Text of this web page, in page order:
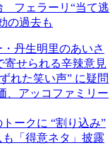
フェラーリ“当て逃
の過去も
丹生明里のあいさ
寄せられる辛辣意見
れた笑い声” に疑問
、アッコファミリー
ークに “割り込み”
「得意ネタ」披露